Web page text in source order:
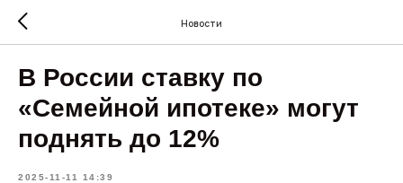
Новости
В России ставку по
«Семейной ипотеке» могут
поднять до 12%
2025-11-11 14:39